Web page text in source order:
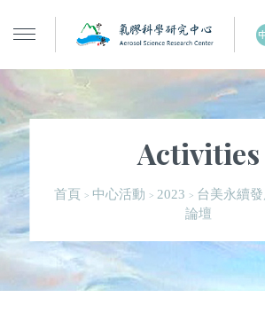
Activities
首頁 > 中心活動 > 2023 > 台美永續
論壇